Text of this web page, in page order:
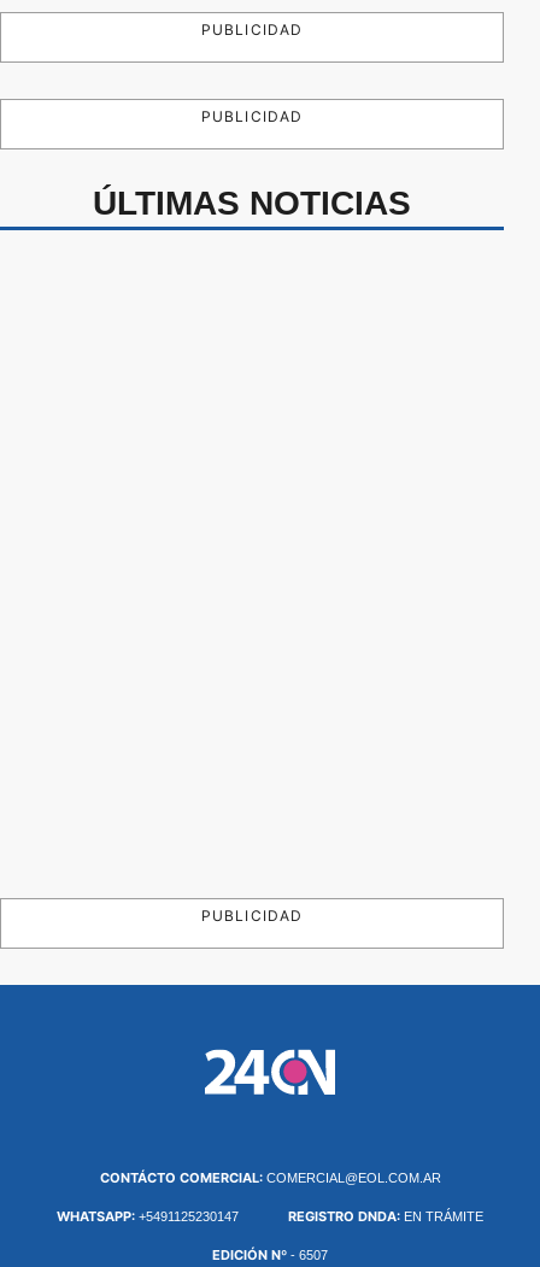
PUBLICIDAD
PUBLICIDAD
ÚLTIMAS NOTICIAS
PUBLICIDAD
CONTÁCTO COMERCIAL: COMERCIAL@EOL.COM.AR
WHATSAPP: +5491125230147 REGISTRO DNDA: EN TRÁMITE
EDICIÓN Nº - 6507